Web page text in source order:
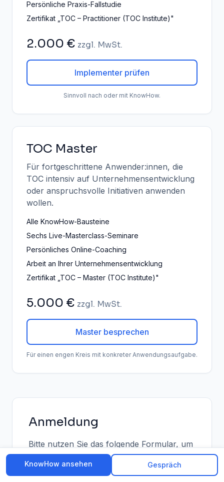
Persönliche Praxis-Fallstudie
Zertifikat „TOC – Practitioner (TOC Institute)"
2.000 € zzgl. MwSt.
Implementer prüfen
Sinnvoll nach oder mit KnowHow.
TOC Master
Für fortgeschrittene Anwender:innen, die
TOC intensiv auf Unternehmensentwicklung
oder anspruchsvolle Initiativen anwenden
wollen.
Alle KnowHow-Bausteine
Sechs Live-Masterclass-Seminare
Persönliches Online-Coaching
Arbeit an Ihrer Unternehmensentwicklung
Zertifikat „TOC – Master (TOC Institute)"
5.000 € zzgl. MwSt.
Master besprechen
Für einen engen Kreis mit konkreter Anwendungsaufgabe.
Anmeldung
Bitte nutzen Sie das folgende Formular, um
sich selbst oder Mitarbeitende Ihres
Unternehmens für eines der TOC-Curricula
KnowHow ansehen Gespräch